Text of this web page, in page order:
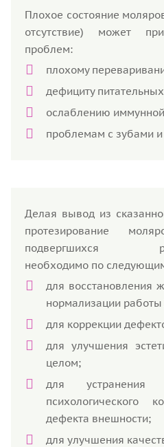
Плохое состояние
отсутствие) может
проблем:
плохому
дефициту
ослаблению
проблемам с зубами
Делая вывод из
протезирование
подвергшихся
необходимо по
для восстановления
нормализации
для коррекции
для улучшения
целом;
для устранения
психологического
дефекта внешности;
для улучшения